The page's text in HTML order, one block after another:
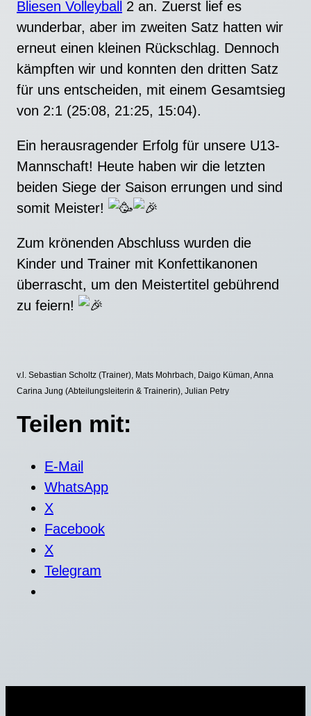
Bliesen Volleyball
2 an. Zuerst lief es
wunderbar, aber im zweiten Satz hatten wir
erneut einen kleinen Rückschlag. Dennoch
kämpften wir und konnten den dritten Satz
für uns entscheiden, mit einem Gesamtsieg
von 2:1 (25:08, 21:25, 15:04).
Ein herausragender Erfolg für unsere U13-
Mannschaft! Heute haben wir die letzten
beiden Siege der Saison errungen und sind
somit Meister!
Zum krönenden Abschluss wurden die
Kinder und Trainer mit Konfettikanonen
überrascht, um den Meistertitel gebührend
zu feiern!
v.l. Sebastian Scholtz (Trainer), Mats Mohrbach, Daigo Küman, Anna
Carina Jung (Abteilungsleiterin & Trainerin), Julian Petry
Teilen mit:
E-Mail
WhatsApp
X
Facebook
X
Telegram